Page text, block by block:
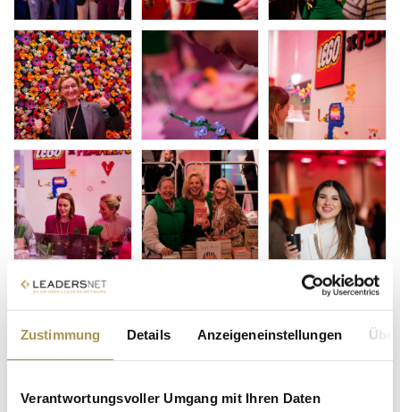
Zustimmung Details Anzeigeneinstellungen
Verantwortungsvoller Umgang mit Ihren Daten